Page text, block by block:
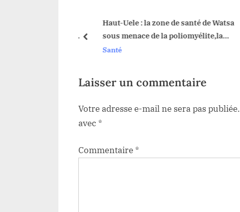
o
:
Haut-Uele : la zone de santé de Watsa
sous menace de la poliomyélite,la
campagne de vaccination annoncée du
Santé
prev
Laisser un commentaire
Votre adresse e-mail ne sera pas publiée.
avec *
Commentaire*